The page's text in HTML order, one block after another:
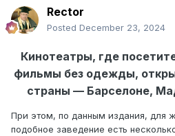
Rector
Posted December 23, 2024
Кинотеатры, где
фильмы без одежды,
страны — Барселоне,
При этом, по данным издания, для
подобное заведение есть